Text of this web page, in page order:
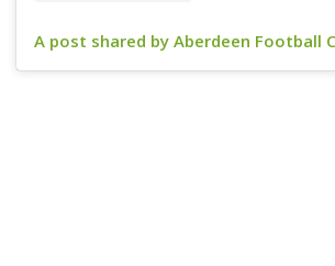
A post shared by Aberdeen Football